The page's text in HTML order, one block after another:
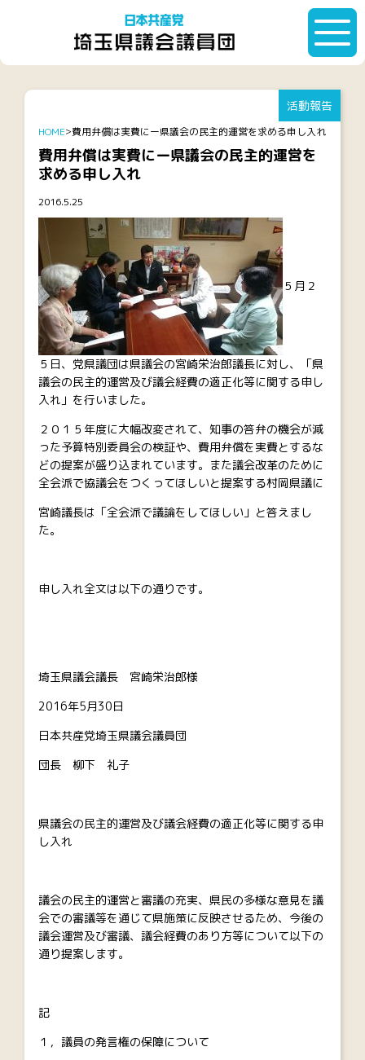
HOME 費用弁償は実費にー県議会の民主的運営を求める申し入れ
費用弁償は実費にー県議会の民主的運営を
求める申し入れ
2016.5.25
活動報告
５月２
５日、党県議団は県議会の宮崎栄治郎議長に対し、「県
議会の民主的運営及び議会経費の適正化等に関する申し
入れ」を行いました。
２０１５年度に大幅改変されて、知事の答弁の機会が減
った予算特別委員会の検証や、費用弁償を実費とするな
どの提案が盛り込まれています。また議会改革のために
全会派で協議会をつくってほしいと提案する村岡県議に
宮崎議長は「全会派で議論をしてほしい」と答えまし
た。
申し入れ全文は以下の通りです。
埼玉県議会議長 宮崎栄治郎様
2016年5月30日
日本共産党埼玉県議会議員団
団長 柳下 礼子
県議会の民主的運営及び議会経費の適正化等に関する申
し入れ
議会の民主的運営と審議の充実、県民の多様な意見を議
会での審議等を通じて県施策に反映させるため、今後の
議会運営及び審議、議会経費のあり方等について以下の
通り提案します。
記
１，議員の発言権の保障について